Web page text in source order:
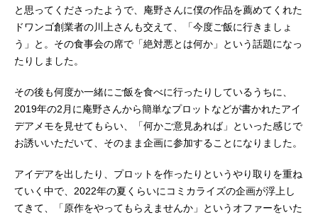
と思ってくださったようで、庵野さんに僕の作品を薦めてくれた
ドワンゴ創業者の川上さんも交えて、「今度ご飯に行きましょ
う」と。その食事会の席で「絶対悪とは何か」という話題になっ
たりしました。
その後も何度か一緒にご飯を食べに行ったりしているうちに、
2019年の2月に庵野さんから簡単なプロットなどが書かれたアイ
デアメモを見せてもらい、「何かご意見あれば」といった感じで
お誘いいただいて、そのまま企画に参加することになりました。
アイデアを出したり、プロットを作ったりというやり取りを重ね
ていく中で、2022年の夏くらいにコミカライズの企画が浮上し
てきて、「原作をやってもらえませんか」というオファーをいた